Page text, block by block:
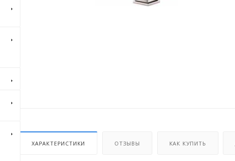
ХАРАКТЕРИСТИКИ ОТЗЫВЫ КАК КУПИТЬ